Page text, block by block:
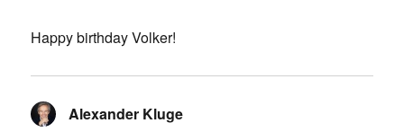
Happy birthday Volker!
Alexander Kluge